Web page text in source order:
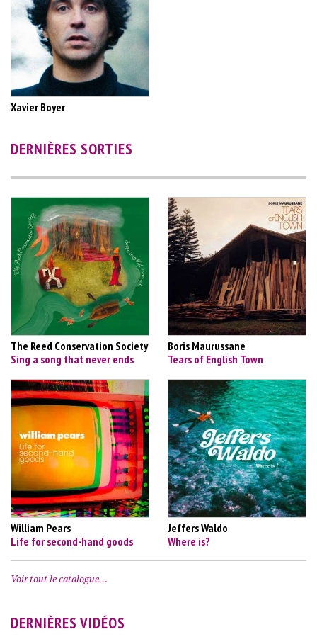
Xavier Boyer
DERNIÈRES SORTIES
The Reed Conservation Society
Sing a song that never ends
Boris Maurussane
Tears of English Town
William Pears
Life for second-hand goods
Jeffers Waldo
Where is?
Voir tout le catalogue…
DERNIÈRES VIDÉOS